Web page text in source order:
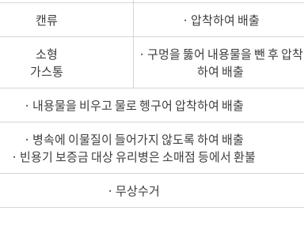
캔류
· 압착하여 배출
소형
가스통
· 구멍을 뚫어 내용물을 뺀 후 압착
하여 배출
· 내용물을 비우고 물로 헹구어 압착하여 배출
· 병속에 이물질이 들어가지 않도록 하여 배출
· 빈용기 보증금 대상 유리병은 소매점 등에서 환불
· 무상수거